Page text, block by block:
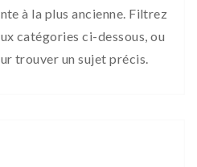
à la plus ancienne. Filtrez
catégories ci-dessous, ou
trouver un sujet précis.